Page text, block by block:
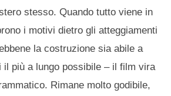
stesso. Quando tutto viene in
i motivi dietro gli atteggiamenti
la costruzione sia abile a
il più a lungo possibile – il film vira
Rimane molto godibile,